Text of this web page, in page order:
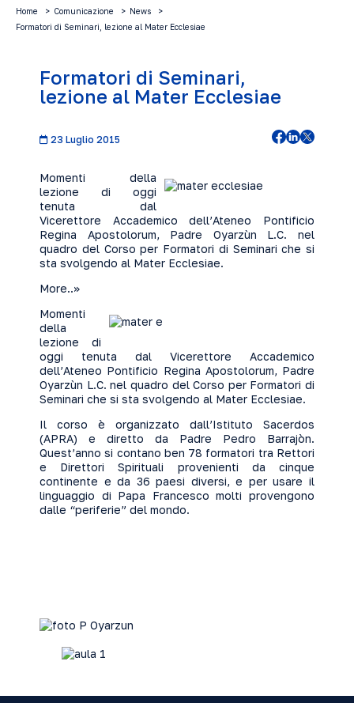
Home Comunicazione
News
Formatori di Seminari, lezione al Mater Ecclesiae
Formatori di Seminari,
lezione al Mater Ecclesiae
23 Luglio 2015
Momenti della
lezione di oggi
tenuta dal
Vicerettore Accademico dell’Ateneo Pontificio
Regina Apostolorum, Padre Oyarzùn L.C. nel
quadro del Corso per Formatori di Seminari che si
sta svolgendo al Mater Ecclesiae.
More..>>
Momenti
della
lezione di
oggi tenuta dal Vicerettore Accademico
dell’Ateneo Pontificio Regina Apostolorum, Padre
Oyarzùn L.C. nel quadro del Corso per Formatori di
Seminari che si sta svolgendo al Mater Ecclesiae.
Il corso è organizzato dall’Istituto Sacerdos
(APRA) e diretto da Padre Pedro Barrajòn.
Quest’anno si contano ben 78 formatori tra Rettori
e Direttori Spirituali provenienti da cinque
continente e da 36 paesi diversi, e per usare il
linguaggio di Papa Francesco molti provengono
dalle “periferie” del mondo.